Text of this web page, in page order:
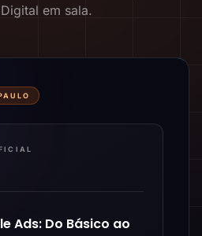
em sala.
Ads: Do Básico ao